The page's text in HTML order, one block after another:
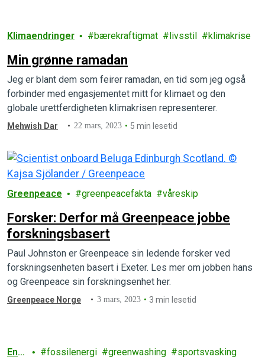
Klimaendringer bærekraftigmat livsstil klimakrise
Min grønne ramadan
Jeg er blant dem som feirer ramadan, en tid som jeg også
forbinder med engasjementet mitt for klimaet og den
globale urettferdigheten klimakrisen representerer.
Mehwish Dar 22 mars, 2023 5 min lesetid
Greenpeace greenpeacefakta våreskip
Forsker: Derfor må Greenpeace jobbe
forskningsbasert
Paul Johnston er Greenpeace sin ledende forsker ved
forskningsenheten basert i Exeter. Les mer om jobben hans
og Greenpeace sin forskningsenhet her.
Greenpeace Norge 3 mars, 2023 3 min lesetid
Ener fossilenergi greenwashing sportsvasking